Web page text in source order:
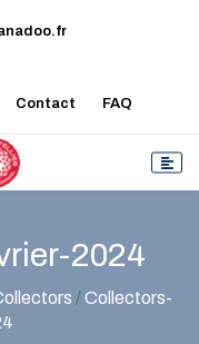
Contact FAQ
2024
/Collectors-